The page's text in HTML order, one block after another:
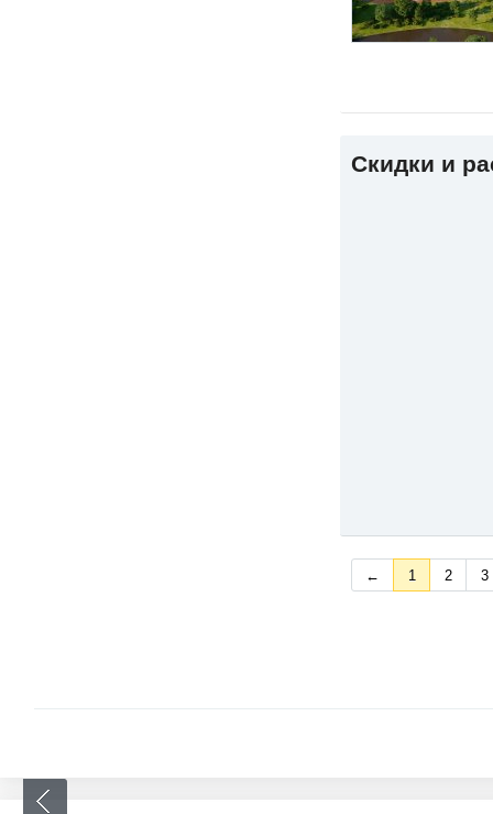
Скидки и
← 1 2 3